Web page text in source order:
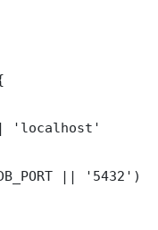
|| 'localhost'
|| '5432')